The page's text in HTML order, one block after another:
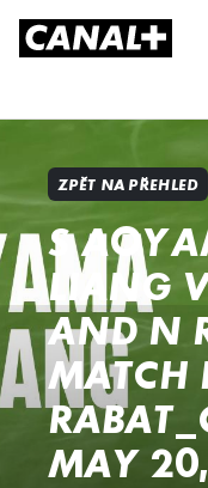
ZPĚT NA PŘEHLED
S
LIANG
AND N
MATCH
MAY